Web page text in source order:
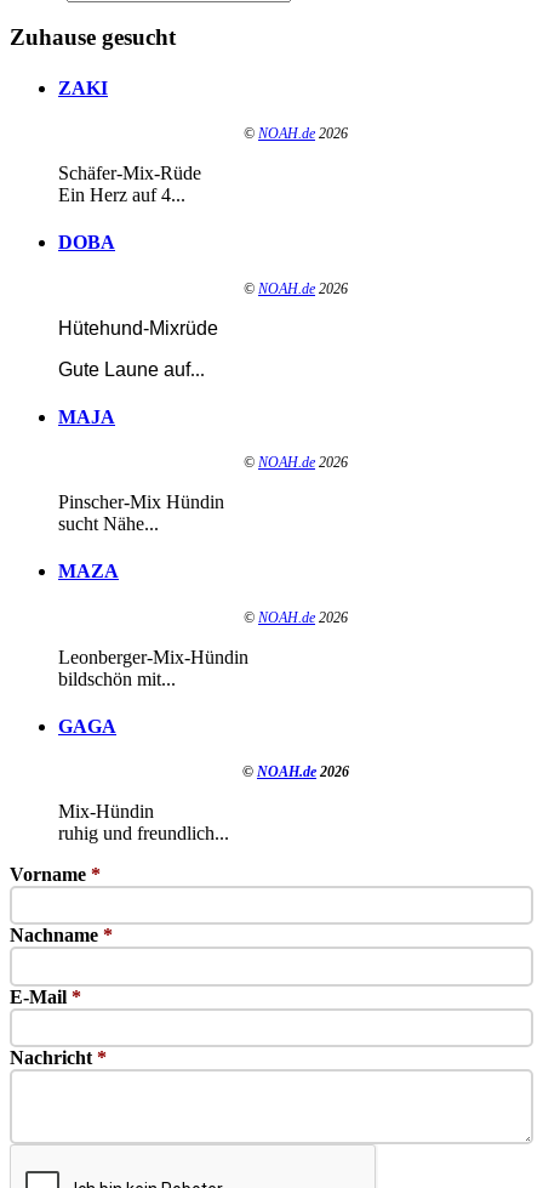
Zuhause gesucht
ZAKI
© NOAH.de 2026
Schäfer-Mix-Rüde
Ein Herz auf 4...
DOBA
© NOAH.de 2026
Hütehund-Mixrüde
Gute Laune auf...
MAJA
© NOAH.de 2026
Pinscher-Mix Hündin
sucht Nähe...
MAZA
© NOAH.de 2026
Leonberger-Mix-Hündin
bildschön mit...
GAGA
© NOAH.de 2026
Mix-Hündin
ruhig und freundlich...
Vorname *
Nachname *
E-Mail *
Nachricht *